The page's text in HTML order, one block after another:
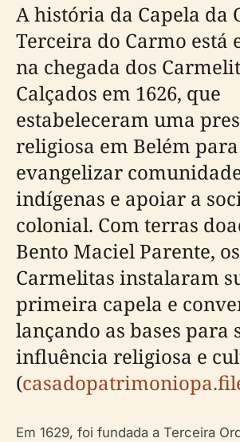
A história da Capela da
Terceira do Carmo está
na chegada dos
Calçados em 1626, que
estabeleceram uma
religiosa em Belém para
evangelizar
indígenas e apoiar a
colonial. Com terras
Bento Maciel Parente, os
Carmelitas instalaram
primeira capela e
lançando as bases para
influência religiosa e
(
Em 1629, foi fundada a Terceira